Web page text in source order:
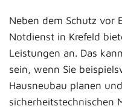
Neben dem Schutz vor
Notdienst in Krefeld
Leistungen an. Das
sein, wenn Sie
Hausneubau planen
sicherheitstechnischen